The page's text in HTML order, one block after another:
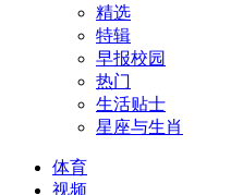
精选
特辑
早报校园
热门
生活贴士
星座与生肖
体育
视频